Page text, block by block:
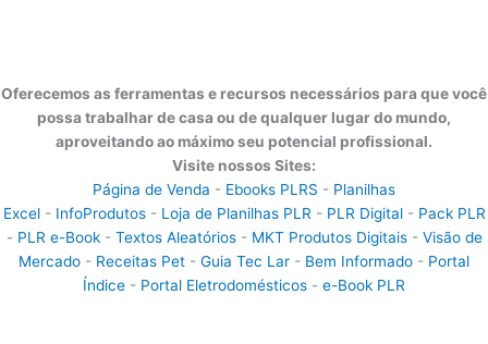
Oferecemos as ferramentas e recursos necessários para que você
possa trabalhar de casa ou de qualquer lugar do mundo,
aproveitando ao máximo seu potencial profissional.
Visite nossos Sites:
Página de Venda - Ebooks PLRS - Planilhas
Excel- InfoProdutos- Loja de Planilhas PLR - PLR Digital- Pack PLR
- PLR e-Book- Textos Aleatórios- MKT Produtos Digitais- Visão de
Mercado - Receitas Pet - Guia Tec Lar - Bem Informado - Portal
Índice - Portal Eletrodomésticos - e-Book PLR